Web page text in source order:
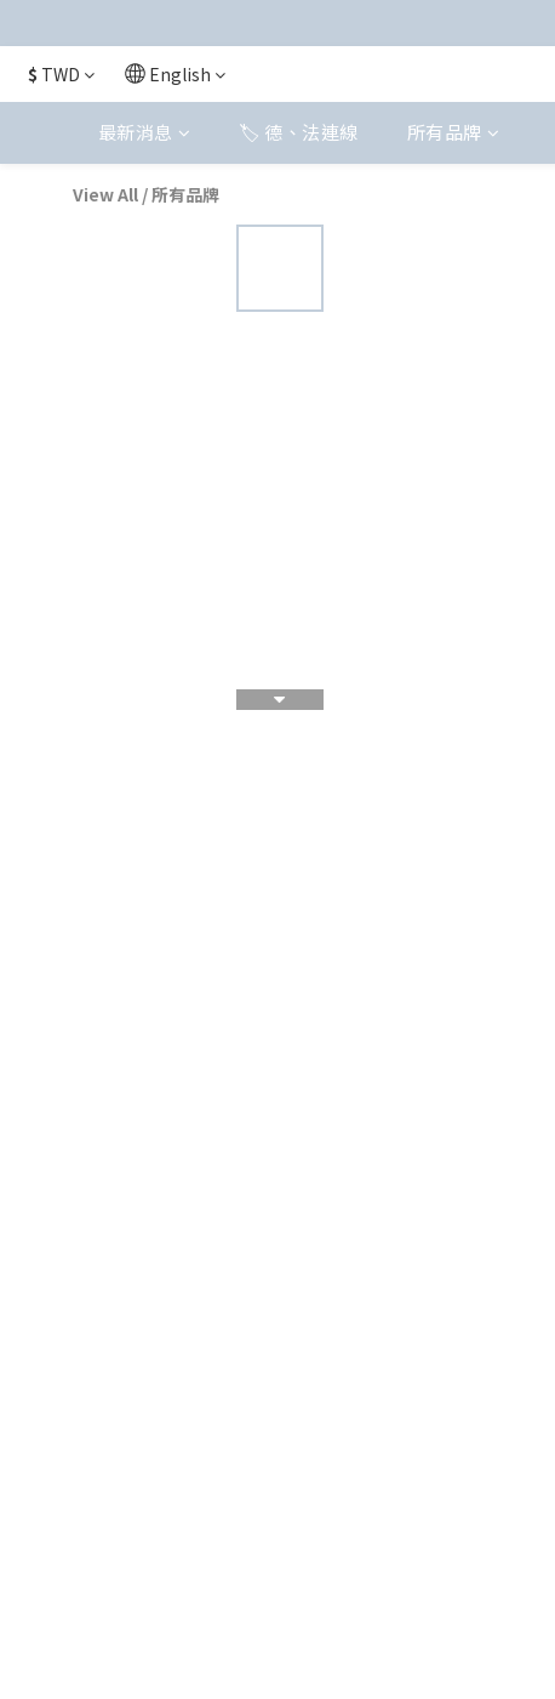
$ TWD English
最新消息 🏷️ 德、法連線 所有品牌
View All /所有品牌